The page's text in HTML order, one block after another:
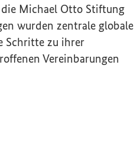
Michael Otto Stiftung
wurden zentrale globale
Schritte zu ihrer
Vereinbarungen